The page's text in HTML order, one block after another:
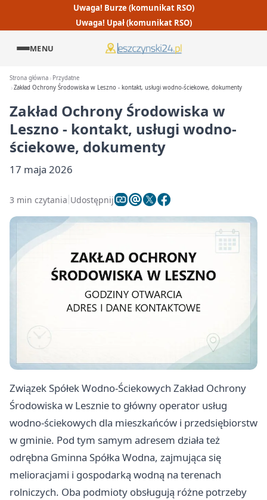
Uwaga! Burze (komunikat RSO)
Uwaga! Upał (komunikat RSO)
MENU
Strona główna
Przydatne
Zakład Ochrony Środowiska w Leszno - kontakt, usługi wodno-ściekowe, dokumenty
Zakład Ochrony Środowiska w
Leszno - kontakt, usługi wodno-
ściekowe, dokumenty
17 maja 2026
3 min czytania Udostępnij
Związek Spółek Wodno-Ściekowych Zakład Ochrony
Środowiska w Lesznie to główny operator usług
wodno-ściekowych dla mieszkańców i przedsiębiorstw
w gminie. Pod tym samym adresem działa też
odrębna Gminna Spółka Wodna, zajmująca się
melioracjami i gospodarką wodną na terenach
rolniczych. Oba podmioty obsługują różne potrzeby